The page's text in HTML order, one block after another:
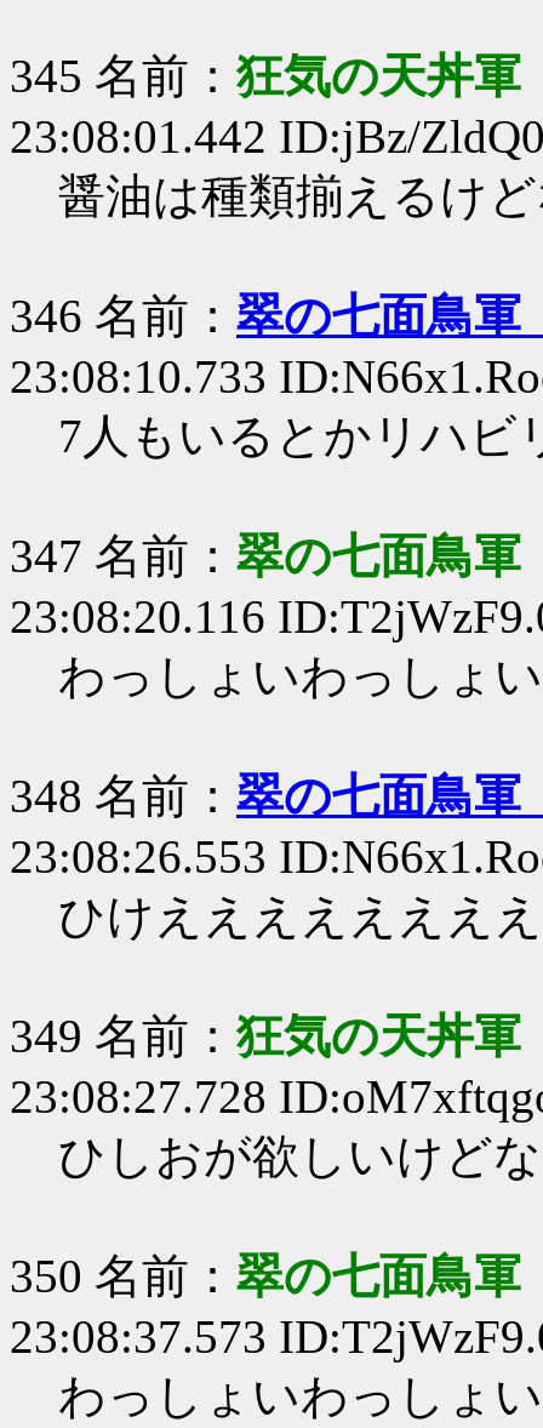
345 名前：狂気の天丼
23:08:01.442 ID:jBz/
醤油は種類揃えるけ
346 名前： 翠の七面鳥
23:08:10.733
7人もいるとかリハビ
347 名前： 翠の七面鳥
23:08:20.116
わっしょいわっしょい
348 名前： 翠の七面鳥
23:08:26.553
ひけえええええええ
349 名前：狂気の天丼
23:08:27.728
ひしおが欲しいけど
350 名前： 翠の七面鳥
23:08:37.573
わっしょいわっしょい